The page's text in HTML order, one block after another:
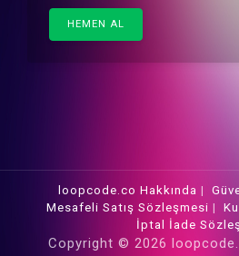
HEMEN AL
loopcode.co Hakkında |
Mesafeli Satış Sözleşmesi |
İptal İade
Copyright © 2026